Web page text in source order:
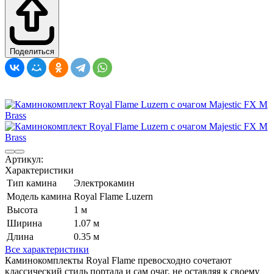
Поделиться
Артикул:
Характеристики
Тип камина
Электрокамин
Модель камина Royal Flame Luzern
Высота
1 м
Ширина
1.07 м
Длина
0.35 м
Все характеристики
Каминокомплекты Royal Flame превосходно сочетают
классический стиль портала и сам очаг, не оставляя к своему